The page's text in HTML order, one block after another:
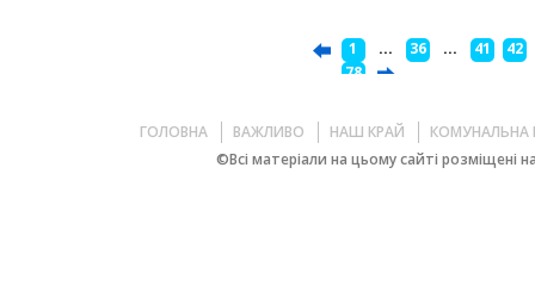
1 ... 36 ... 41
42
78
ГОЛОВНА ВАЖЛИВО НАШ КРАЙ
КОМУНАЛЬНА
©Всі матеріали на цьому сайті розміщені